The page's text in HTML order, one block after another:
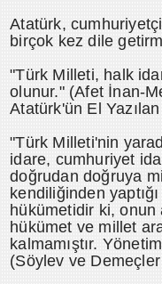
Atatürk,
birçok kez dile
"Türk Milleti, halk
olunur." (Afet İnan-
Atatürk'ün El
"Türk Milleti'nin
idare, cumhuriyet
doğrudan doğruya
kendiliğinden
hükümetidir ki, onun
hükümet ve millet
kalmamıştır.
(Söylev ve